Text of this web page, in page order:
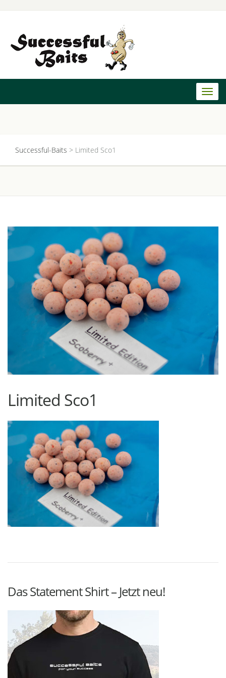
Successful-Baits > Limited Sco1
Limited Sco1
Das Statement Shirt – Jetzt neu!